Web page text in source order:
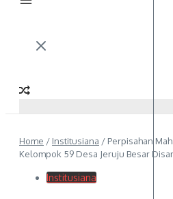
Home / Institusiana / Perpisahan
Kelompok 59 Desa Jeruju Besar
Institusiana